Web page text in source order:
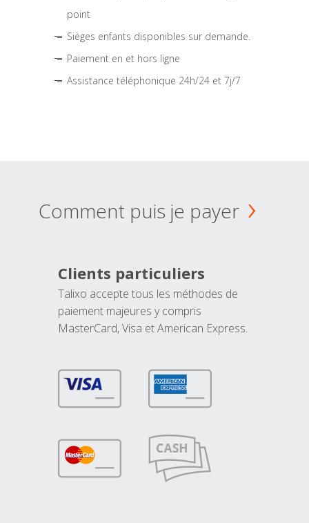
point
Sièges enfants disponibles sur demande.
Paiement en et hors ligne
Assistance téléphonique 24h/24 et 7j/7
Comment puis je payer
Clients particuliers
Talixo accepte tous les méthodes de
paiement majeures y compris
MasterCard, Visa et American Express.